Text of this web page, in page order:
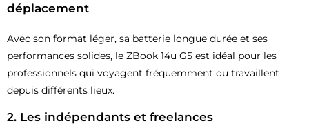
déplacement
Avec son format léger, sa batterie longue durée et ses
performances solides, le ZBook 14u G5 est idéal pour les
professionnels qui voyagent fréquemment ou travaillent
depuis différents lieux.
2. Les indépendants et freelances